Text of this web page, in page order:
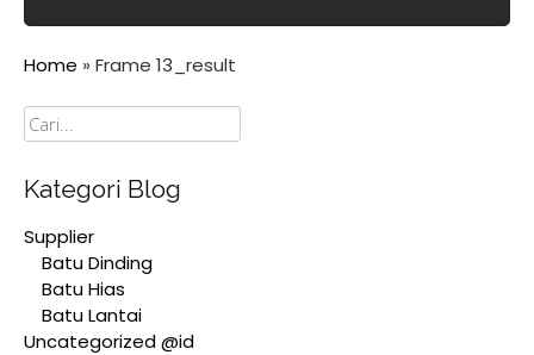
Home » Frame 13_result
Cari
Kategori Blog
Supplier
Batu Dinding
Batu Hias
Batu Lantai
Uncategorized @id